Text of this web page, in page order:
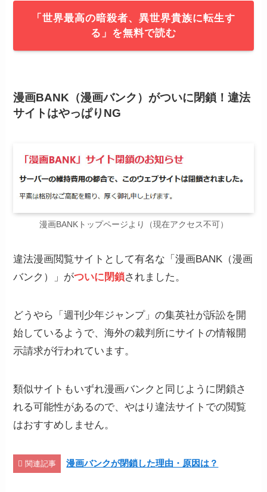
「世界最高の暗殺者、異世界貴族に転生す
る」を無料で読む
漫画BANK（漫画バンク）がついに閉鎖！違法
サイトはやっぱりNG
漫画BANKトップページより（現在アクセス不可）
違法漫画閲覧サイトとして有名な「漫画BANK（漫画
バンク）」がついに閉鎖されました。
どうやら「週刊少年ジャンプ」の集英社が訴訟を開
始しているようで、海外の裁判所にサイトの情報開
示請求が行われています。
類似サイトもいずれ漫画バンクと同じように閉鎖さ
れる可能性があるので、やはり違法サイトでの閲覧
はおすすめしません。
関連記事 漫画バンクが閉鎖した理由・原因は？